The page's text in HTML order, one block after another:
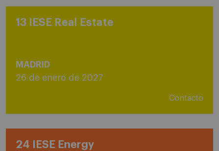
13 IESE Real Estate
MADRID
26 de enero de 2027
Contacto
24 IESE Energy